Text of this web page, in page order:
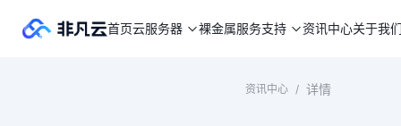
首页云服务器 裸金属服务支持 资讯中心关于我
资讯中心 / 详情